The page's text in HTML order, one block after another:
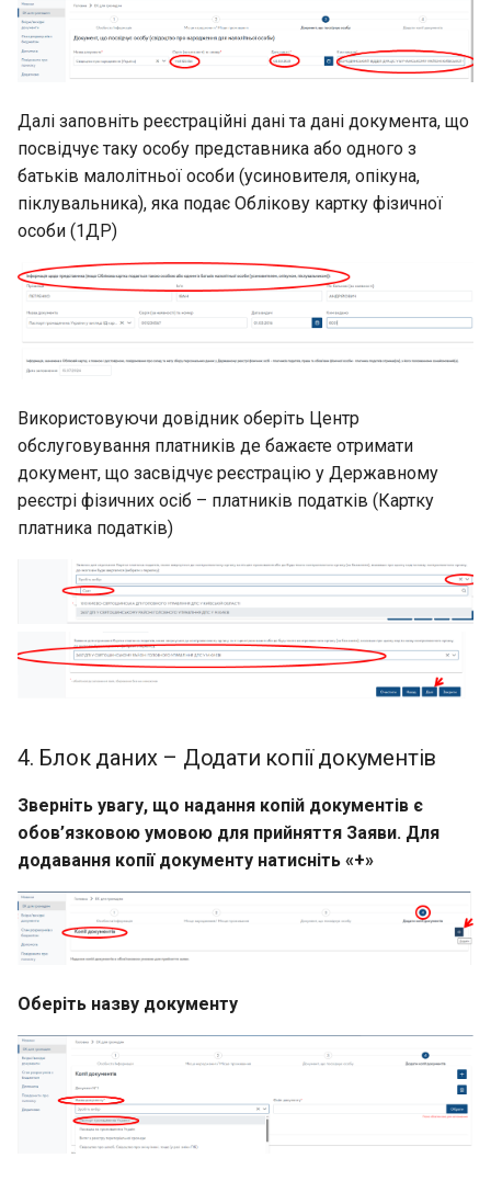
Далі заповніть реєстраційні дані та дані документа, що
посвідчує таку особу представника або одного з
батьків малолітньої особи (усиновителя, опікуна,
піклувальника), яка подає Облікову картку фізичної
особи (1ДР)
Використовуючи довідник оберіть Центр
обслуговування платників де бажаєте отримати
документ, що засвідчує реєстрацію у Державному
реєстрі фізичних осіб – платників податків (Картку
платника податків)
4. Блок даних – Додати копії документів
Зверніть увагу, що надання копій документів є
обов’язковою умовою для прийняття Заяви. Для
додавання копії документу натисніть «+»
Оберіть назву документу